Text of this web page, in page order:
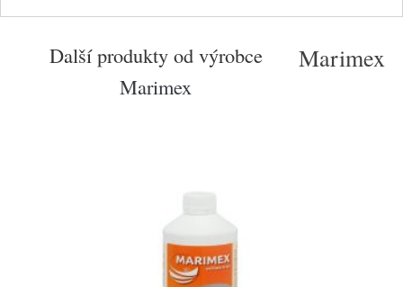
Další produkty od výrobce
Marimex
Marimex